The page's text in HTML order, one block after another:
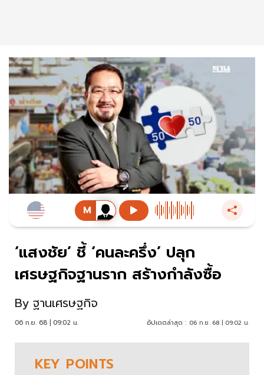
‘แสงชัย’ ชี้ ‘คนละครึ่ง’ ปลุก
เศรษฐกิจฐานราก สร้างกำลังซื้อ
By ฐานเศรษฐกิจ
06 ก.ย. 68 | 09:02 น. อัปเดตล่าสุด : 06 ก.ย. 68 | 09:02 น.
KEY POINTS